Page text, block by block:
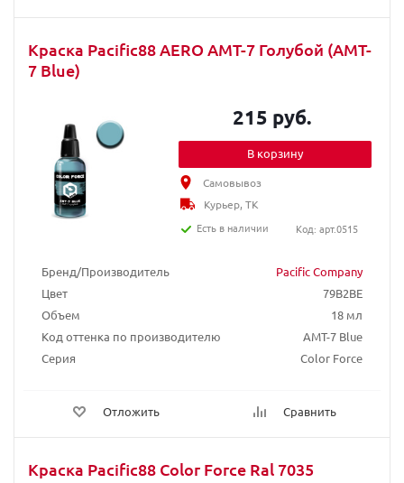
Краска Pacific88 AERO АМТ-7 Голубой (AMT-
7 Blue)
Бренд/Производитель
Pacific Company
Цвет
79B2BE
Объем
18 мл
Код оттенка по производителю
AMT-7 Blue
Серия
Color Force
Отложить Сравнить
215 руб.
В корзину
Самовывоз
Курьер, ТК
Есть в наличии
Код: арт.0515
Краска Pacific88 Color Force Ral 7035